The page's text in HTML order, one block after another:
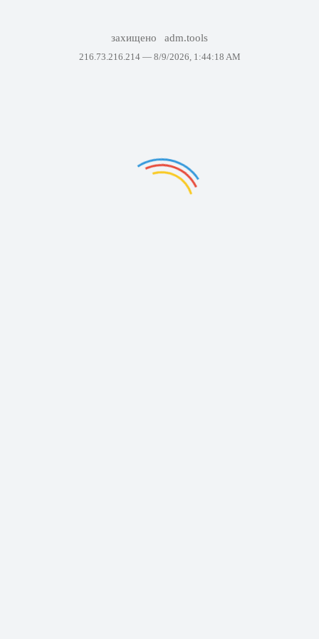
захищено adm.tools
216.73.216.214 — 8/9/2026, 1:44:18 AM